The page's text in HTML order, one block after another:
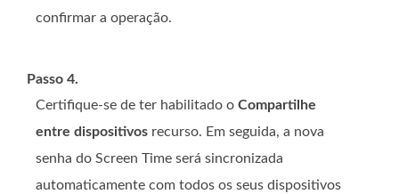
confirmar a operação.
Passo 4.
Certifique-se de ter habilitado o Compartilhe
entre dispositivos recurso. Em seguida, a nova
senha do Screen Time será sincronizada
automaticamente com todos os seus dispositivos